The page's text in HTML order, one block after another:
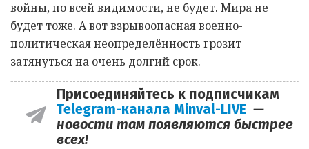
войны, по всей видимости, не будет. Мира не
будет тоже. А вот взрывоопасная военно-
политическая неопределённость грозит
затянуться на очень долгий срок.
Присоединяйтесь к подписчикам
Telegram-канала Minval-LIVE —
новости там появляются быстрее
всех!